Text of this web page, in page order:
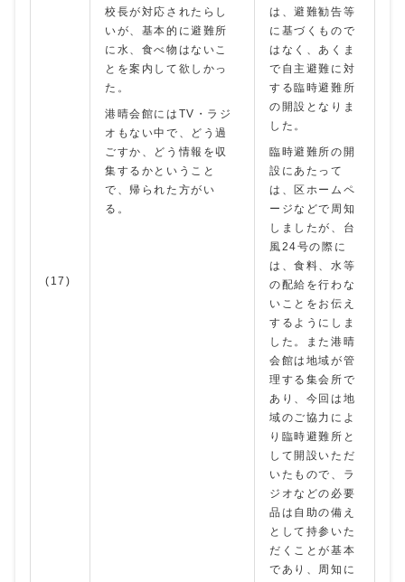
(17)
校長が対応されたらし
いが、基本的に避難所
に水、食べ物はないこ
とを案内して欲しかっ
た。
港晴会館にはTV・ラジ
オもない中で、どう過
ごすか、どう情報を収
集するかということ
で、帰られた方がい
る。
は、避難勧告等
に基づくもので
はなく、あくま
で自主避難に対
する臨時避難所
の開設となりま
した。
臨時避難所の開
設にあたって
は、区ホームペ
ージなどで周知
しましたが、台
風24号の際に
は、食料、水等
の配給を行わな
いことをお伝え
するようにしま
した。また港晴
会館は地域が管
理する集会所で
あり、今回は地
域のご協力によ
り臨時避難所と
して開設いただ
いたもので、ラ
ジオなどの必要
品は自助の備え
として持参いた
だくことが基本
であり、周知に